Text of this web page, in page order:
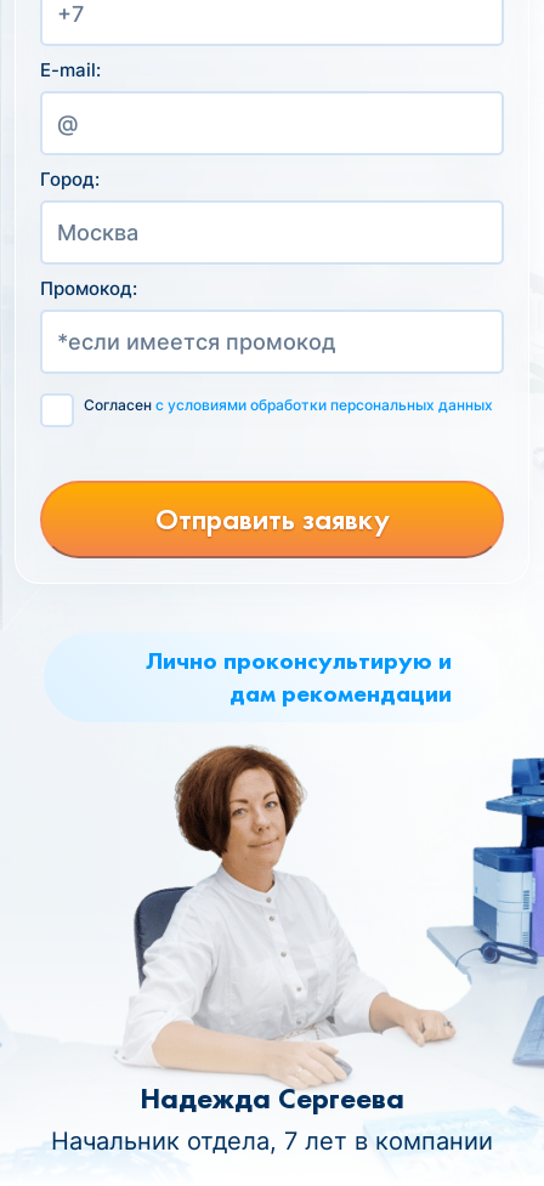
Лично проконсультирую и
дам рекомендации
Надежда Сергеева
Начальник отдела, 7 лет в компании
E-mail:
Город:
Промокод:
Согласен с условиями обработки персональных данных
Отправить заявку